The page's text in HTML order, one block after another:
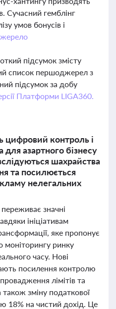
Сучасний гемблінг
умов бонусів і
підсумок змісту
список першоджерел з
підсумок за добу
Платформи LIGA360.
контроль і
для азартного бізнесу
шахрайства
та посилюється
нелегальних
переживає значні
ініціативам
яке пропонує
ринку
часу. Нові
посилення контролю
лімітів та
зміну податкової
18% на чистий дохід. Це